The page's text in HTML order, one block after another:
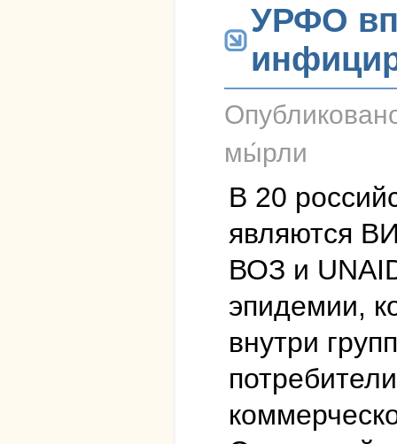
УРФО
мы́рли
В 20
являются
ВОЗ и
эпидемии,
внутри